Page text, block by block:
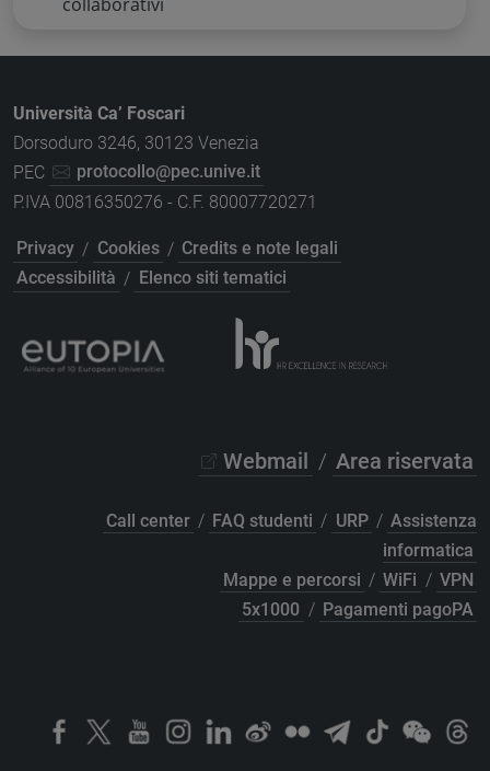
Università Ca’ Foscari
Dorsoduro 3246, 30123 Venezia
PEC
protocollo@pec.unive.it
P.IVA 00816350276 - C.F. 80007720271
Privacy / Cookies / Credits e note legali
Accessibilità / Elenco siti tematici
Webmail / Area riservata
Call center / FAQ studenti / URP / Assistenza
informatica
Mappe e percorsi / WiFi / VPN
5x1000 / Pagamenti pagoPA